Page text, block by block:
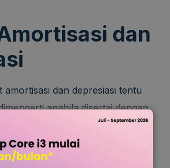
dan
amortisasi dan depresiasi tentu
apabila disertai dengan
ini adalah contoh amortisasi dan
menguatkan gambaran Anda
tersebut beserta